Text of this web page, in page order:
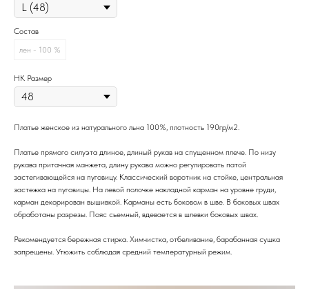
Состав
лен - 100 %
НК Размер
Платье женское из натурального льна 100%, плотность 190гр/м2.
Платье прямого силуэта длиное, длиный рукав на спущенном плече. По низу
рукава притачная манжета, длину рукава можно регулировать патой
застегивающейся на пуговицу. Классический воротник на стойке, центральная
застежка на пуговицы. На левой полочке накладной карман на уровне груди,
карман декорирован вышивкой. Карманы есть боковом в шве. В боковых швах
обработаны разрезы. Пояс сьемный, вдевается в шлевки боковых швах.
Рекомендуется бережная стирка. Химчистка, отбеливание, барабанная сушка
запрещены. Утюжить соблюдая средний температурный режим.